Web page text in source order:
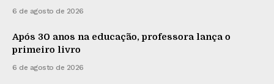
6 de agosto de 2026
Após 30 anos na educação, professora lança o
primeiro livro
6 de agosto de 2026